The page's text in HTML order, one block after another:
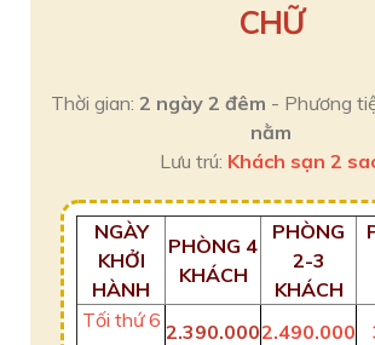
CHỮ
Thời gian: 2 ngày 2 đêm - Phương
nằm
Lưu trú: Khách sạn 2
NGÀY
KHỞI
HÀNH
PHÒNG 4
KHÁCH
PHÒNG
2-3
KHÁCH
Tối thứ 6 2.390.0002.490.000